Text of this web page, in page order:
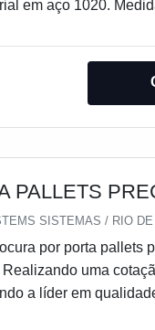
em aço 1020.
PALLETS
SISTEMAS / RIO
por porta pallets
uma
a líder em